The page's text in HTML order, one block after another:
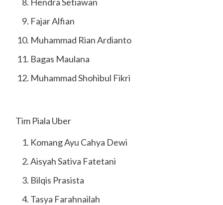
Fajar Alfian
Muhammad Rian Ardianto
Bagas Maulana
Muhammad Shohibul Fikri
Tim Piala Uber
Komang Ayu Cahya Dewi
Aisyah Sativa Fatetani
Bilqis Prasista
Tasya Farahnailah